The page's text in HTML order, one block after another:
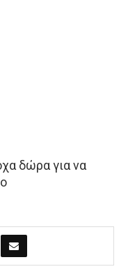
δώρα για να